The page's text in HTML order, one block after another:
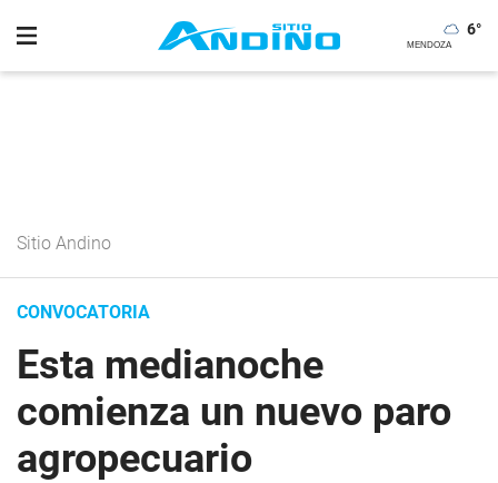
6°
Sitio Andino
CONVOCATORIA
Esta medianoche
comienza un nuevo paro
agropecuario